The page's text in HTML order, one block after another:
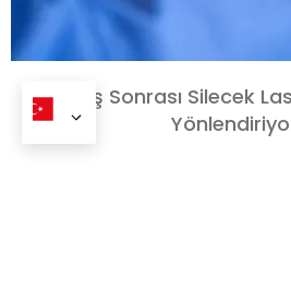
Satış Sonrası Silecek